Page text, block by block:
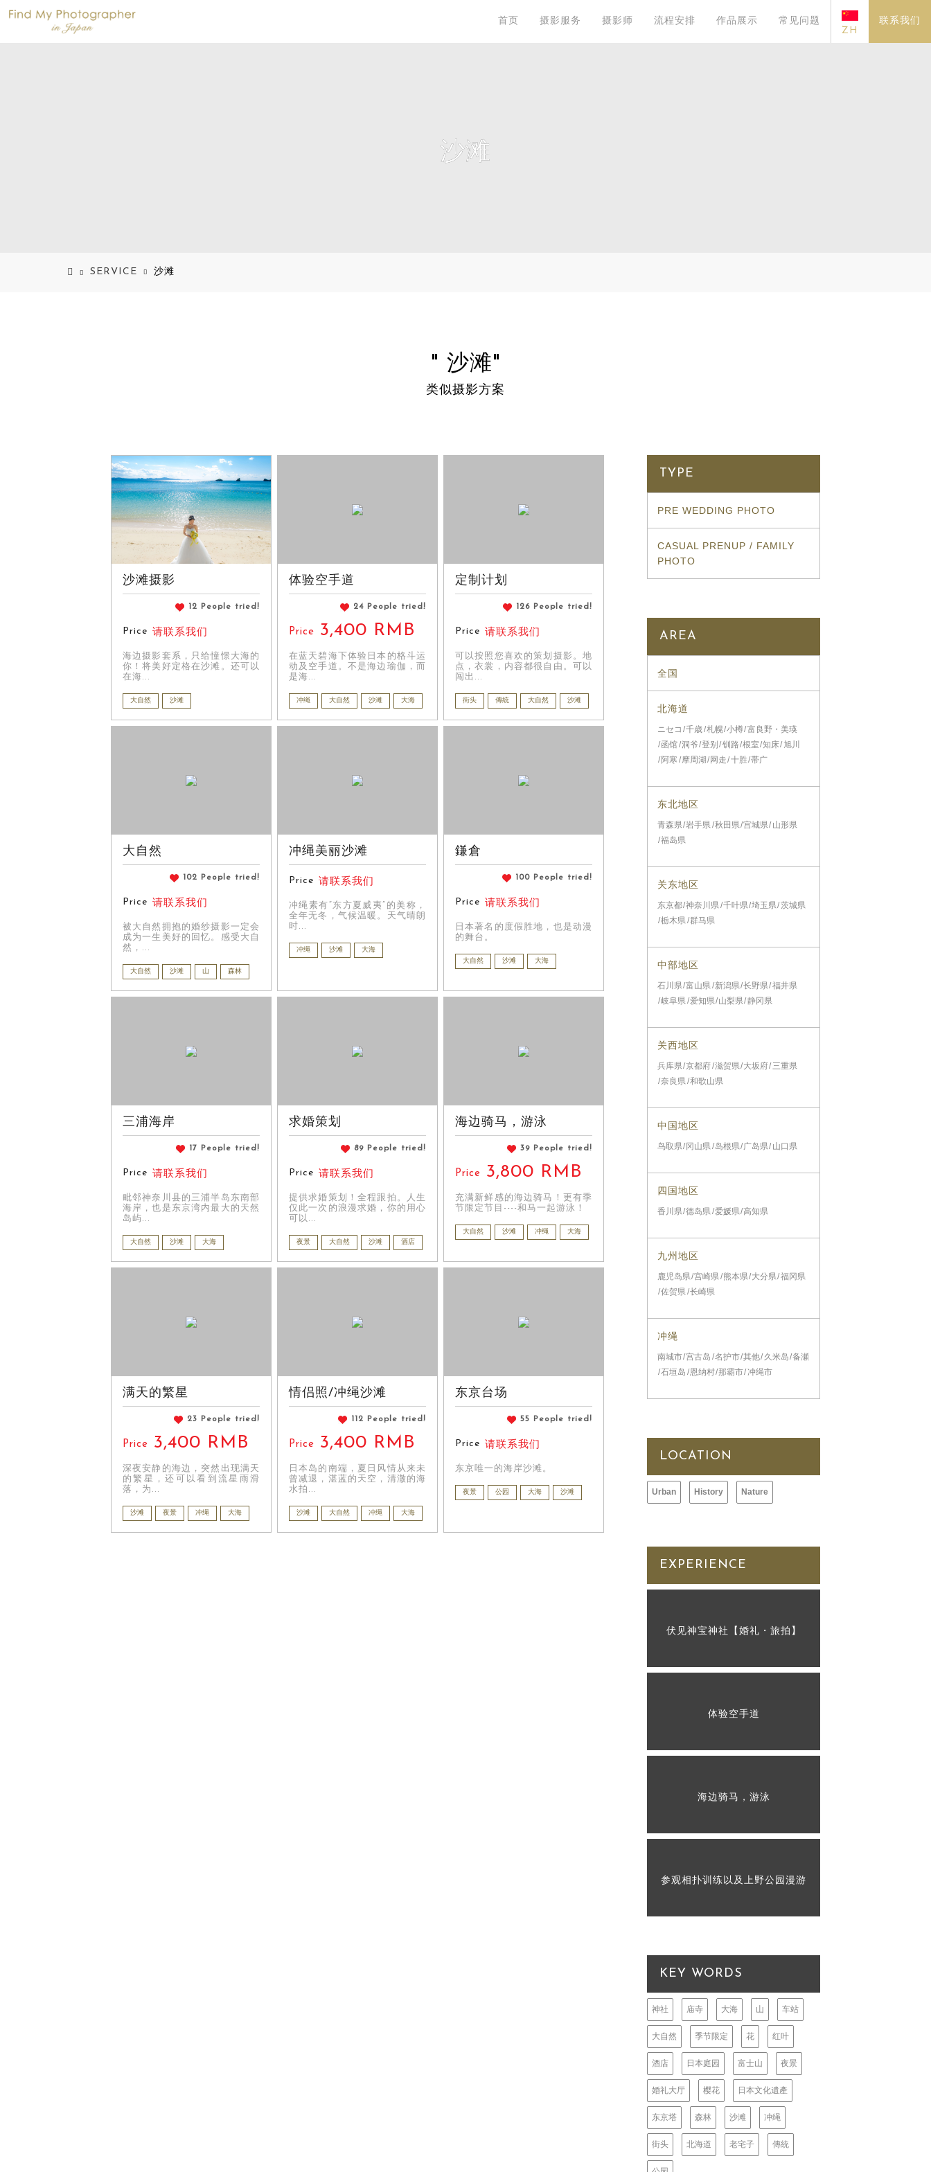
首页 摄影服务 摄影师 流程安排 作品展示
常见问题
ZH
联系我们
沙滩
SERVICE 沙滩
" 沙滩"
类似摄影方案
沙滩摄影
12 People tried!
Price 请联系我们
海边摄影套系，只给憧憬大海的
你！将美好定格在沙滩。还可以
在海...
大自然 沙滩
体验空手道
24 People tried!
Price 3,400 RMB
在蓝天碧海下体验日本的格斗运
动及空手道。不是海边瑜伽，而
是海...
冲绳 大自然 沙滩 大海
定制计划
126 People tried!
Price 请联系我们
可以按照您喜欢的策划摄影。地
点，衣裳，内容都很自由。可以
闯出...
街头 傳統 大自然 沙滩
大自然
102 People tried!
Price 请联系我们
被大自然拥抱的婚纱摄影一定会
成为一生美好的回忆。感受大自
然，...
大自然 沙滩 山 森林
冲绳美丽沙滩
Price 请联系我们
冲绳素有“东方夏威夷”的美称，
全年无冬，气候温暖。天气晴朗
时...
冲绳 沙滩 大海
鎌倉
100 People tried!
Price 请联系我们
日本著名的度假胜地，也是动漫
的舞台。
大自然 沙滩 大海
三浦海岸
17 People tried!
Price 请联系我们
毗邻神奈川县的三浦半岛东南部
海岸，也是东京湾内最大的天然
岛屿...
大自然 沙滩 大海
求婚策划
89 People tried!
Price 请联系我们
提供求婚策划！全程跟拍。人生
仅此一次的浪漫求婚，你的用心
可以...
夜景 大自然 沙滩 酒店
海边骑马，游泳
39 People tried!
Price 3,800 RMB
充满新鲜感的海边骑马！更有季
节限定节目----和马一起游泳！
大自然 沙滩 冲绳 大海
满天的繁星
23 People tried!
Price 3,400 RMB
深夜安静的海边，突然出现满天
的繁星，还可以看到流星雨滑
落，为...
沙滩 夜景 冲绳 大海
情侣照/冲绳沙滩
112 People tried!
Price 3,400 RMB
日本岛的南端，夏日风情从来未
曾减退，湛蓝的天空，清澈的海
水拍...
沙滩 大自然 冲绳 大海
东京台场
55 People tried!
Price 请联系我们
东京唯一的海岸沙滩。
夜景 公园 大海 沙滩
TYPE
PRE WEDDING PHOTO
CASUAL PRENUP / FAMILY
PHOTO
AREA
全国
北海道
ニセコ 千歳 札幌 小樽 富良野・美瑛
函馆 洞爷 登别 钏路 根室 知床 旭川
阿寒 摩周湖 网走 十胜 帯广
东北地区
青森県 岩手県 秋田県 宫城県 山形県
福岛県
关东地区
东京都 神奈川県 千叶県 埼玉県 茨城県
栃木県 群马県
中部地区
石川県 富山県 新潟県 长野県 福井県
岐阜県 爱知県 山梨県 静冈県
关西地区
兵库県 京都府 滋贺県 大坂府 三重県
奈良県 和歌山県
中国地区
鸟取県 冈山県 岛根県 广岛県 山口県
四国地区
香川県 德岛県 爱媛県 高知県
九州地区
鹿児岛県 宫崎県 熊本県 大分県 福冈県
佐贺県 长崎県
冲绳
南城市 宫古岛 名护市 其他 久米岛 备瀬
石垣岛 恩纳村 那霸市 冲绳市
LOCATION
Urban History Nature
EXPERIENCE
伏见神宝神社【婚礼・旅拍】
体验空手道
海边骑马，游泳
参观相扑训练以及上野公园漫游
KEY WORDS
神社 庙寺 大海 山 车站
大自然 季节限定 花 红叶
酒店 日本庭园 富士山 夜景
婚礼大厅 樱花 日本文化遺產
东京塔 森林 沙滩 冲绳
街头 北海道 老宅子 傳統